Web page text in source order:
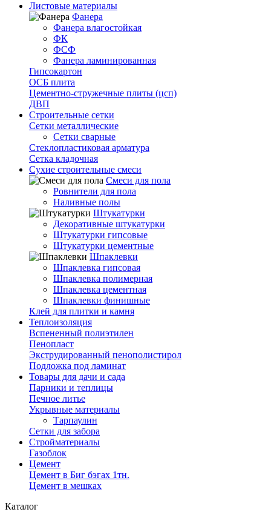
Листовые материалы
Фанера
Фанера влагостойкая
ФК
ФСФ
Фанера ламинированная
Гипсокартон
ОСБ плита
Цементно-стружечные плиты (цсп)
ДВП
Строительные сетки
Сетки металлические
Сетки сварные
Стеклопластиковая арматура
Сетка кладочная
Сухие строительные смеси
Смеси для пола
Ровнители для пола
Наливные полы
Штукатурки
Декоративные штукатурки
Штукатурки гипсовые
Штукатурки цементные
Шпаклевки
Шпаклевка гипсовая
Шпаклевка полимерная
Шпаклевка цементная
Шпаклевки финишные
Клей для плитки и камня
Теплоизоляция
Вспененный полиэтилен
Пенопласт
Экструдированный пенополистирол
Подложка под ламинат
Товары для дачи и сада
Парники и теплицы
Печное литье
Укрывные материалы
Тарпаулин
Сетки для забора
Стройматериалы
Газоблок
Цемент
Цемент в Биг бэгах 1тн.
Цемент в мешках
Каталог